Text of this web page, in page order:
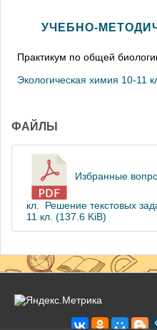
УЧЕБНО-
Практикум по общей
Экологическая химия 10-11
ФАЙЛЫ
Избранные
кл. Решение текстовых
11 кл. (137.6 KiB)